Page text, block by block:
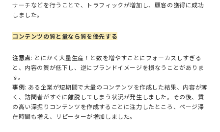
サーチなどを行うことで、トラフィックが増加し、顧客の獲得に成功
しました。
コンテンツの質と量なら質を優先する
注意点: とにかく大量生産！と数を増やすことにフォーカスしすぎる
と、内容の質が低下し、逆にブランドイメージを損なうことがありま
す。
事例: ある企業が短期間で大量のコンテンツを作成した結果、内容が薄
く、訪問者がすぐに離脱してしまう状況が発生しました。その後、質
の高い深掘りコンテンツを作成することに注力したところ、ページ滞
在時間も増え、リピーターが増加しました。